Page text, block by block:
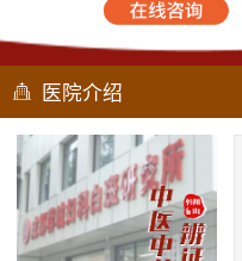
医院介绍